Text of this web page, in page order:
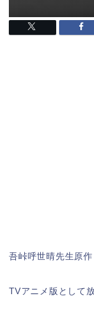
吾峠呼世晴先生原
TVアニメ版として